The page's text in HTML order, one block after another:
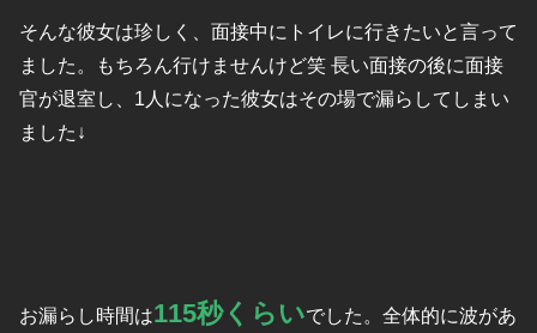
そんな彼女は珍しく、面接中にトイレに行きたいと言って
ました。もちろん行けませんけど笑 長い面接の後に面接
官が退室し、1人になった彼女はその場で漏らしてしまい
ました↓
お漏らし時間は115秒くらいでした。全体的に波があ